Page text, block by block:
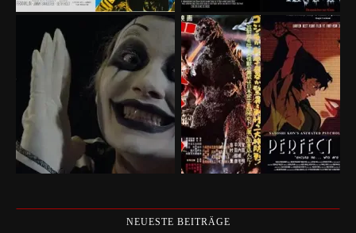
NEUESTE BEITRÄGE